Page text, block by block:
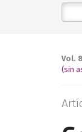
Vol.
(sin